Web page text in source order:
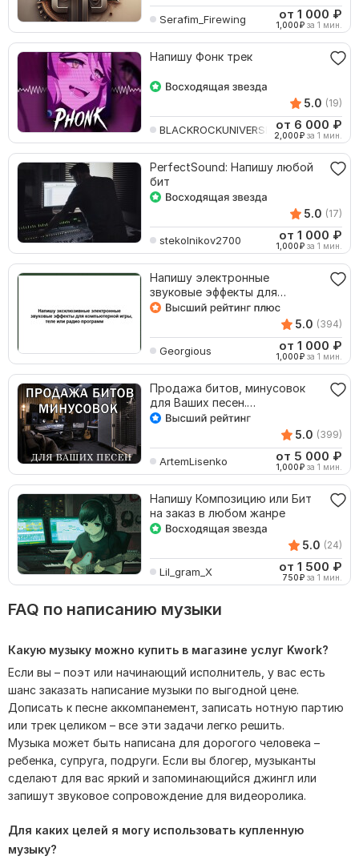
Serafim_Firewing от 1 000 ₽
1,000₽ за 1 мин.
Напишу Фонк трек
5.0 (19)
BLACKROCKUNIVERSE от 6 000 ₽
2,000₽ за 1 мин.
PerfectSound: Напишу любой
бит
5.0 (17)
stekolnikov2700 от 1 000 ₽
1,000₽ за 1 мин.
Напишу электронные
звуковые эффекты для
компьютерных игр, теле и
5.0 (394)
Georgious от 1 000 ₽
1,000₽ за 1 мин.
Продажа битов, минусовок
для Ваших песен.
Инструменталы, аранжировки
5.0 (399)
ArtemLisenko от 5 000 ₽
1,000₽ за 1 мин.
Напишу Композицию или Бит
на заказ в любом жанре
5.0 (24)
Lil_gram_X от 1 500 ₽
750₽ за 1 мин.
FAQ по написанию музыки
Какую музыку можно купить в магазине услуг Kwork?
Если вы – поэт или начинающий исполнитель, у вас есть
шанс заказать написание музыки по выгодной цене.
Дописать к песне аккомпанемент, записать нотную партию
или трек целиком – все эти задачи легко решить.
Музыка может быть написана для дорогого человека –
ребенка, супруга, подруги. Если вы блогер, музыканты
сделают для вас яркий и запоминающийся джингл или
запишут звуковое сопровождение для видеоролика.
Для каких целей я могу использовать купленную
музыку?